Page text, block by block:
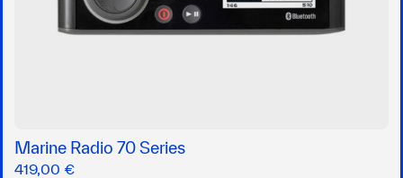
Marine Radio 70 Series
419,00 €